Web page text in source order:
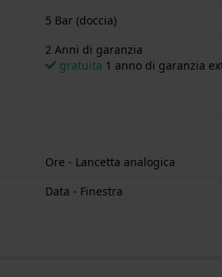
5 Bar (doccia)
2 Anni di garanzia
gratuita 1 anno di garanzia
Ore - Lancetta analogica
Data - Finestra